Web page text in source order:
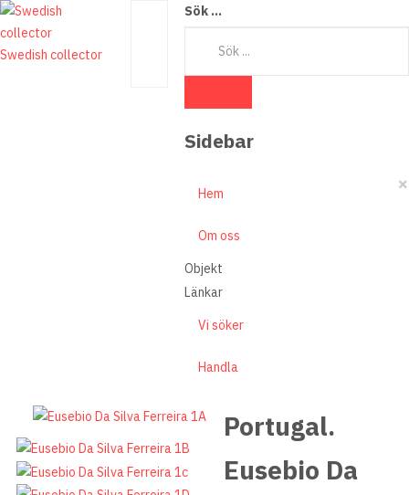
Swedish collector
Sök ...
Sidebar
×
Hem
Om oss
Objekt
Länkar
Vi söker
Handla
Portugal.
Eusebio Da